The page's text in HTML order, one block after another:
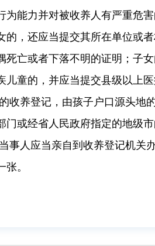
为能力并对被收养人有严重危
的，还应当提交其所在单位或
死亡或者下落不明的证明；子
儿童的，并应当提交县级以上
的收养登记，由孩子户口源头
门或经省人民政府指定的地级
当事人应当亲自到收养登记机
。